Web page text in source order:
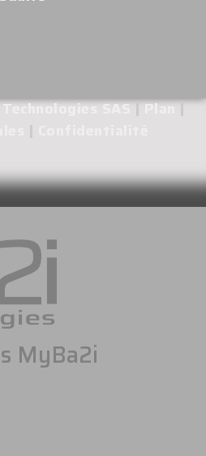
SAS|Plan|
MyBa2i